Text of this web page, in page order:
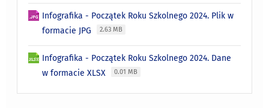
Infografika - Początek Roku Szkolnego 2024. Plik w
formacie JPG
2.63 MB
Infografika - Początek Roku Szkolnego 2024. Dane
w formacie XLSX
0.01 MB